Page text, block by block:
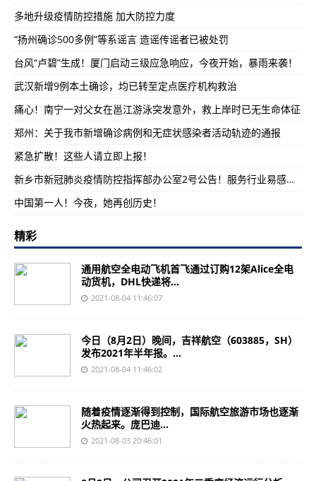
多地升级疫情防控措施 加大防控力度
“扬州确诊500多例”等系谣言 造谣传谣者已被处罚
台风“卢碧”生成！厦门启动三级应急响应，今夜开始，暴雨来袭！
武汉新增9例本土确诊，均已转至定点医疗机构救治
痛心！南宁一对父女在邕江游泳突发意外，救上岸时已无生命体征
郑州：关于我市新增确诊病例和无症状感染者活动轨迹的通报
紧急扩散！这些人请立即上报！
新乡市新冠肺炎疫情防控指挥部办公室2号公告！服务行业易感人员免费核酸检测
中国第一人！今夜，她再创历史！
精彩
通用航空全电动飞机首飞通过订购12架Alice全电
动货机，DHL快递将...
2021-08-04 11:46:07
今日（8月2日）晚间，吉祥航空（603885，SH）
发布2021年半年报。...
2021-08-04 11:46:02
随着疫情逐渐得到控制，国际航空旅游市场也逐渐
火热起来。庞巴迪...
2021-08-03 20:46:01